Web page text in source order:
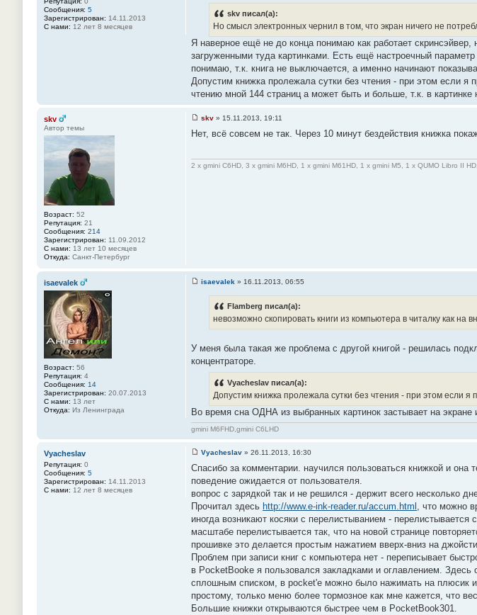
Сообщения: 5
Зарегистрирован: 14.11.2013
С нами: 12 лет 8 месяцев
н
и
#
1
5
skv писал(а):
Но смысл электронных чернил в том, что экран ничего не
Я наверное ещё не до конца понимаю как работает скринсэйвер,
загруженными туда картинками. Есть ещё настроечный
понимаю, т.к. книга не выключается, а именно начинают
Допустим книжка пролежала сутки без чтения - при этом если я
чтению мной 144 страниц а может быть и больше, т.к. в
skv
Автор темы
Возраст: 52
Репутация: 21
Сообщения: 214
Зарегистрирован: 11.09.2012
С нами: 13 лет 10 месяцев
Откуда: Санкт-Петербург
о
щ
е
skv » 15.11.2013, 19:11
Нет, всё совсем не так. Через 10 минут бездействия книжка
2 x gmini C6HD, 3 x gmini M6HD, 1 x gmini M61HD, 1 x gmini M5, 1 x QUMO Libro II
isaevalek
Возраст: 56
Репутация: 4
Сообщения: 14
Зарегистрирован: 20.07.2013
С нами: 13 лет
Откуда: Из Ленинграда
и
#
isaevalek » 16.11.2013, 06:55
Flamberg писал(а):
невозможно скопировать книги из компьютера в читалку как на
У меня была такая же проблема с другой книгой - решилась
концентраторе.
Vyacheslav писал(а):
Допустим книжка пролежала сутки без чтения - при этом если
Во время сна ОДНА из выбранных картинок застывает на экране
gmini M6FHD,gmini C6LHD
Vyacheslav
Репутация: 0
Сообщения: 5
Зарегистрирован: 14.11.2013
С нами: 12 лет 8 месяцев
о
б
щ
н
и
#
1
8
Vyacheslav » 26.11.2013, 16:30
Спасибо за комментарии. научился пользоваться книжкой и она
поведение ожидается от пользователя.
вопрос с зарядкой так и не решился - держит всего несколько
Прочитал здесь http://www.e-ink-reader.ru/accum.html , что можно
иногда возникают косяки с перелистыванием -
масштабе перелистывается так, что на новой странице
прошивке это делается простым нажатием вверх-вниз на
Проблем при записи книг с компьютера нет - переписывает
в PocketBooke я пользовался закладками и оглавлением. Здесь
сплошным списком, в pocket'e можно было нажимать на плюсик
простому, только меню более тормозное как мне кажется, что
Большие книжки открываются быстрее чем в PocketBook301.